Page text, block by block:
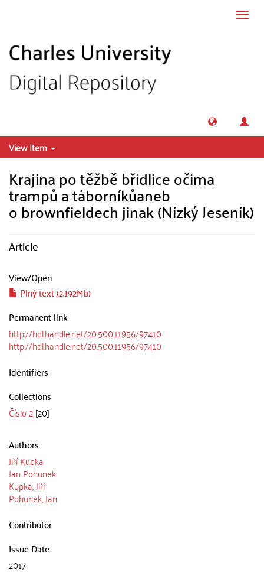
View Item
Krajina po těžbě břidlice očima
trampů a táborníkůaneb
o brownfieldech jinak (Nízký Jeseník)
Article
View/Open
Plný text (2.192Mb)
Permanent link
http://hdl.handle.net/20.500.11956/97410
http://hdl.handle.net/20.500.11956/97410
Identifiers
Collections
Číslo 2[20]
Authors
Jiří Kupka
Jan Pohunek
Kupka, Jiří
Pohunek, Jan
Contributor
Issue Date
2017